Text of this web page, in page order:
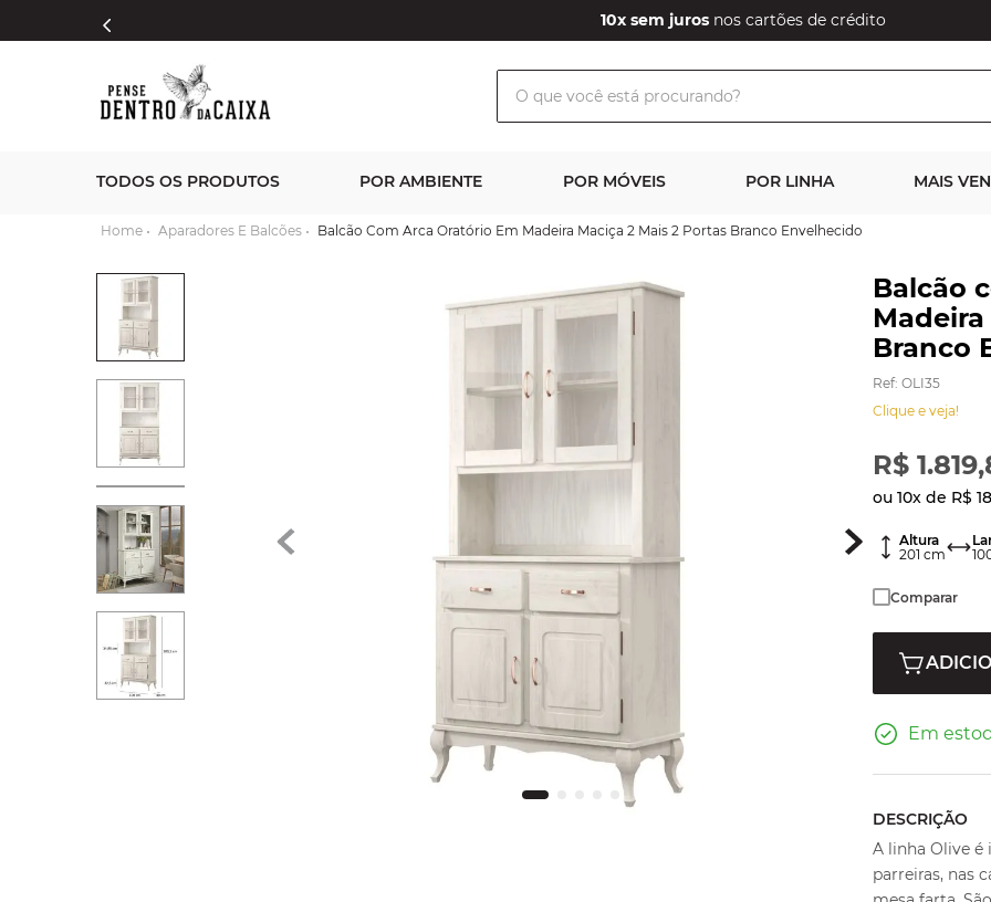
10x sem jurosnos cartões de crédito
O que você está procurando?
TODOS OS PRODUTOS POR AMBIENTE POR MÓVEIS POR LINHA MAIS
Aparadores E Balcões Balcão Com Arca Oratório Em Madeira Maciça 2 Mais 2 Portas Branco Envelhecido
Balcão
Branco
Ref: OLI35
Clique e veja!
R$ 1.819,
ou 10x de R$
Altura
201 cm
Comparar
Em
DESCRIÇÃO
A linha Olive é
parreiras, nas